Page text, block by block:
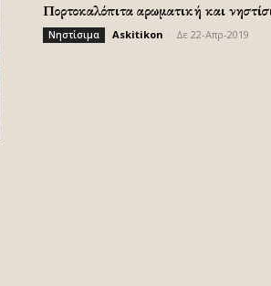
Πορτοκαλόπιτα αρωματική και
Νηστίσιμα Askitikon Δε 22-Απρ-2019